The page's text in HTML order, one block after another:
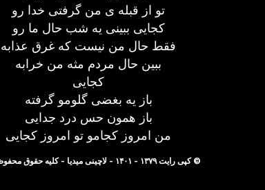
تو از قبله ی من گرفتی خدا رو
کجایی ببینی یه شب حال ما رو
فقط حال من نیست که غرق عذابه
ببین حال مردم مثه من خرابه
کجایی
باز یه بغضی گلومو گرفته
باز همون حس درد جدایی
من امروز کجامو تو امروز کجایی
© کپی رایت ۱۳۷۹ - ۱۴۰۱ - لاچینی میدیا - کلیه حقوق محفوظ است